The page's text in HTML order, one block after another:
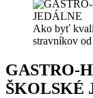
Ako byť
stravníkov
GASTRO-
ŠKOLSKÉ